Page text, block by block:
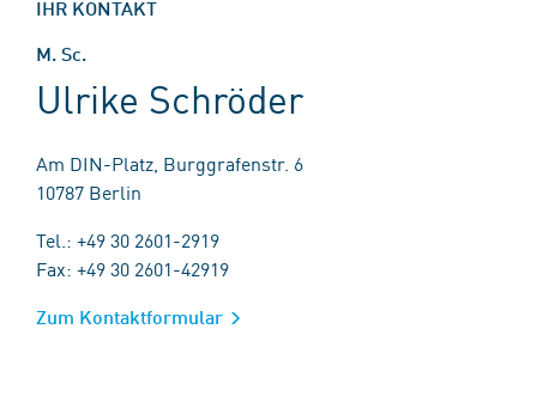
IHR KONTAKT
M. Sc.
Ulrike Schröder
Am DIN-Platz, Burggrafenstr. 6
10787 Berlin
Tel.: +49 30 2601-2919
Fax: +49 30 2601-42919
Zum Kontaktformular